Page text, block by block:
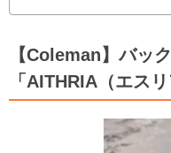
【Coleman】バッ
「AITHRIA（エスリ